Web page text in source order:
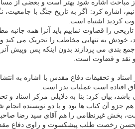
مباحث اشاره شود بهتر است و بعضی از
اشاره کرد: اگر به تاریخ جنگ با
کردید اشتباه است.
را قضاوت نماییم باید آنرا همه جانبه
به تنهایی مخاطب را تحریک می کند
بندی می پردازند بدون اینکه پس وپیش
و نقد و قضاوت است.
بیان کرد: بنا به دلایلی مرکز
جزو آن کتاب ها بود و با دو نویسنده
بخش غیرنظامی را هم آقای سید رضا
رخصت طلب پیشکسوت و راوی دفاع